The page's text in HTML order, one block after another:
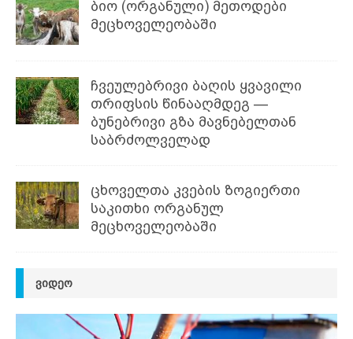
ბიო (ორგანული) მეთოდები
მეცხოველეობაში
ჩვეულებრივი ბაღის ყვავილი
თრიფსის წინააღმდეგ —
ბუნებრივი გზა მავნებელთან
საბრძოლველად
ცხოველთა კვების ზოგიერთი
საკითხი ორგანულ
მეცხოველეობაში
ᲕᲘᲓᲔᲝ